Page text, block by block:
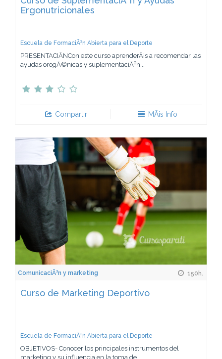
Ergonutricionales
Escuela de FormaciÃ³n Abierta para el Deporte
PRESENTACIÃNCon este curso aprenderÃ¡s a recomendar las
ayudas orogÃ©nicas y suplementaciÃ³n...
Compartir MÃ¡s Info
ComunicaciÃ³n y marketing 150h.
Curso de Marketing Deportivo
Escuela de FormaciÃ³n Abierta para el Deporte
OBJETIVOS- Conocer los principales instrumentos del
marketing y su influencia en la toma de...